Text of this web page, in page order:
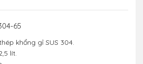
65
khổng gỉ SUS 304.
lít.